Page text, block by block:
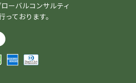
ーバルコンサルティ
っております。